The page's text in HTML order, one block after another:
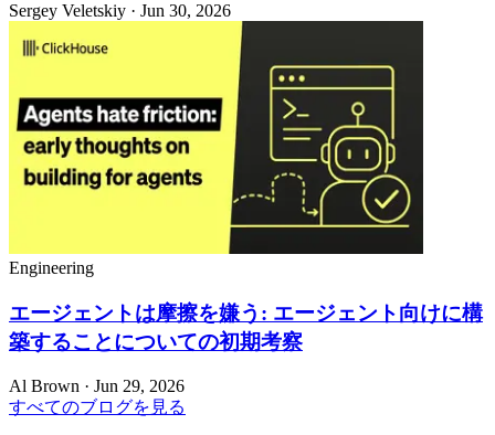
Sergey Veletskiy · Jun 30, 2026
Engineering
エージェントは摩擦を嫌う: エージェント向けに構
築することについての初期考察
Al Brown · Jun 29, 2026
すべてのブログを見る